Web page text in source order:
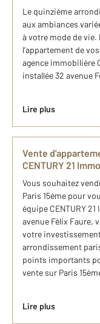
Le quinzième
aux ambiances
à votre mode de
l’appartement de
agence immobilière
installée 32 avenue
Lire plus
Vente
CENTURY 21
Vous souhaitez
Paris 15ème pour
équipe CENTURY
avenue Félix Faure,
votre
arrondissement
points importants
vente sur Paris
Lire plus